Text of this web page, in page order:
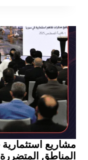
مشاريع
المناطق